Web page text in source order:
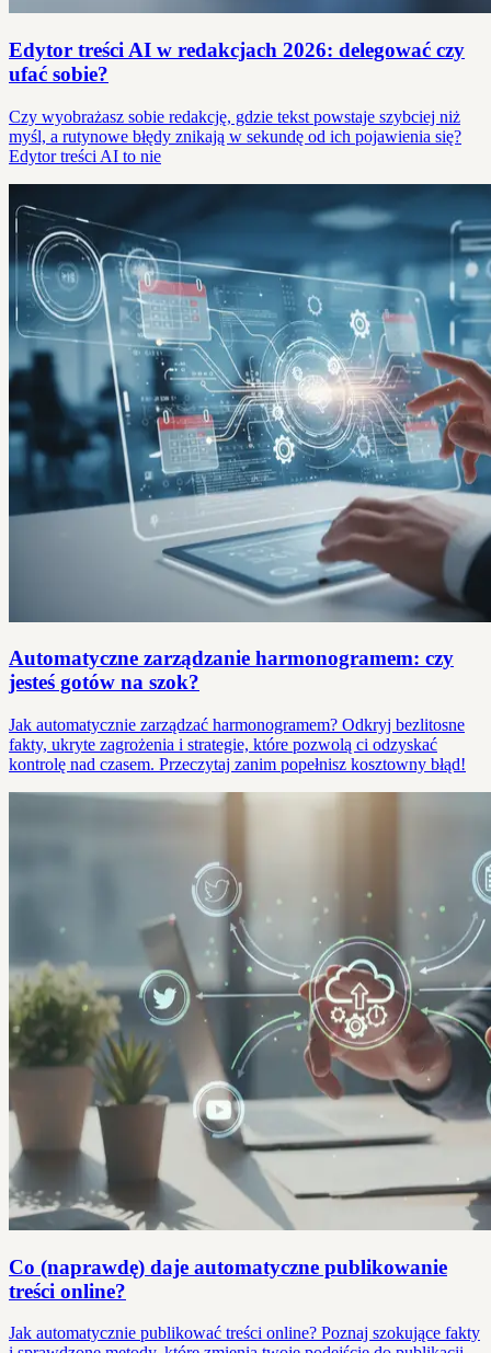
Edytor treści AI w redakcjach 2026: delegować czy
ufać sobie?
Czy wyobrażasz sobie redakcję, gdzie tekst powstaje szybciej niż
myśl, a rutynowe błędy znikają w sekundę od ich pojawienia się?
Edytor treści AI to nie
Automatyczne zarządzanie harmonogramem: czy
jesteś gotów na szok?
Jak automatycznie zarządzać harmonogramem? Odkryj bezlitosne
fakty, ukryte zagrożenia i strategie, które pozwolą ci odzyskać
kontrolę nad czasem. Przeczytaj zanim popełnisz kosztowny błąd!
Co (naprawdę) daje automatyczne publikowanie
treści online?
Jak automatycznie publikować treści online? Poznaj szokujące fakty